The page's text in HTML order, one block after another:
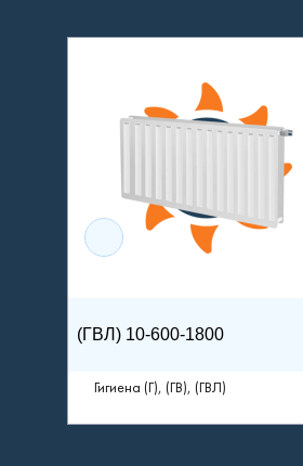
(ГВЛ) 10-600-1800
Гигиена (Г), (ГВ), (ГВЛ)